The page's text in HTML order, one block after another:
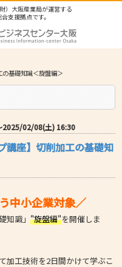
）大阪産業局が運営する
支援拠点です。
の基礎知識＜旋盤編＞
2025/02/08(土) 16:30
講座】切削加工の基礎知
中小企業対象／
知識」"旋盤編"を開催しま
加工技術を2日間かけて学ぶこ